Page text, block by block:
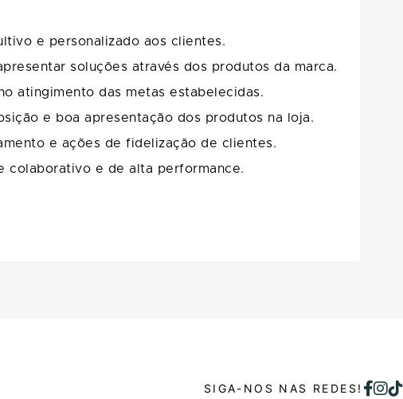
e personalizado aos clientes.
soluções através dos produtos da marca.
atingimento das metas estabelecidas.
e boa apresentação dos produtos na loja.
e ações de fidelização de clientes.
colaborativo e de alta performance.
SIGA-NOS NAS REDES!